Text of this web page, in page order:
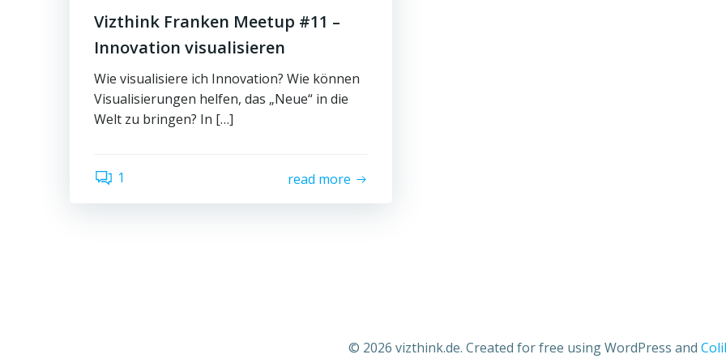
Vizthink Franken Meetup #11 –
Innovation visualisieren
Wie visualisiere ich Innovation? Wie können
Visualisierungen helfen, das „Neue“ in die
Welt zu bringen? In […]
1 read more
© 2026 vizthink.de. Created for free using WordPress and